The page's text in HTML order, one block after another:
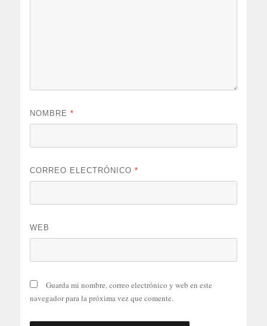
NOMBRE*
CORREO ELECTRÓNICO*
WEB
Guarda mi nombre, correo electrónico y web en este
navegador para la próxima vez que comente.